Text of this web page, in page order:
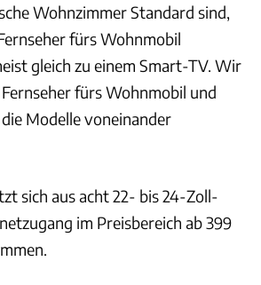
Wohnzimmer Standard sind,
fürs Wohnmobil
gleich zu einem Smart-TV. Wir
fürs Wohnmobil und
Modelle voneinander
sich aus acht 22- bis 24-Zoll-
im Preisbereich ab 399